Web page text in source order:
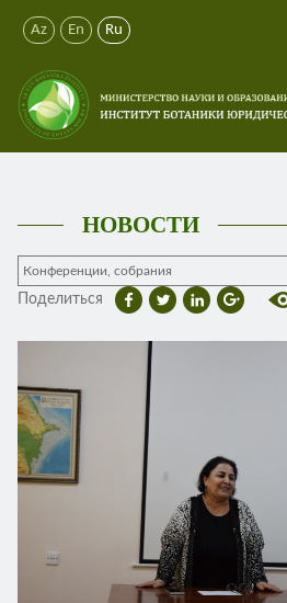
Az En Ru
НОВОСТИ
Поделиться